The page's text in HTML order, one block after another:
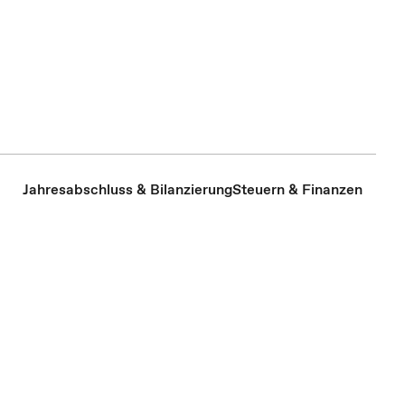
Jahresabschluss & BilanzierungSteuern & Finanzen